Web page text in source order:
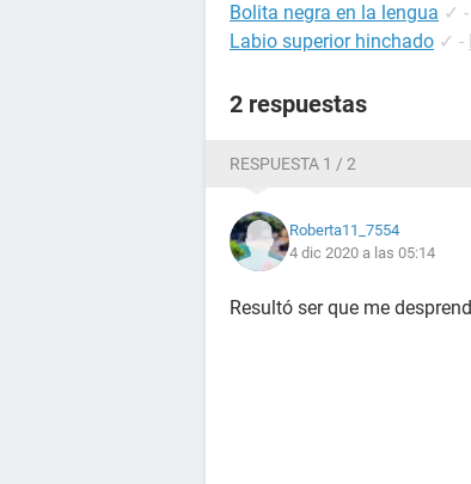
Bolita negra en la lengua ✓ -
Labio superior hinchado ✓ -
2 respuestas
RESPUESTA 1 / 2
Roberta11_7554
4 dic 2020 a las 05:14
Resultó ser que me